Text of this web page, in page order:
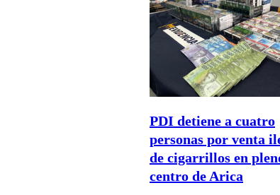
PDI detiene a cuatro
personas por venta
de cigarrillos en
centro de Arica